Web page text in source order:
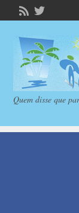
Quem disse que